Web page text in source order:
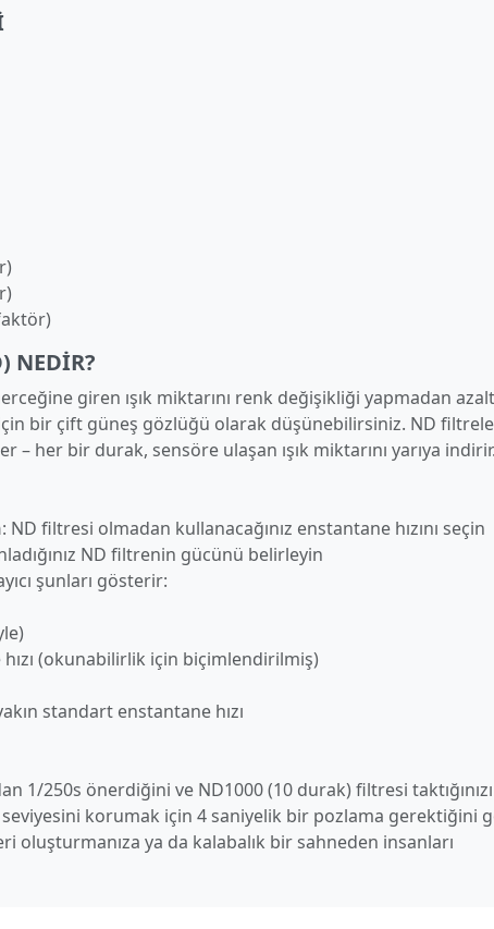
NEDIR?
giren ışık miktarını renk değişikliği yapmadan
bir çift güneş gözlüğü olarak düşünebilirsiniz. ND
– her bir durak, sensöre ulaşan ışık miktarını yarıya indirir.
: ND filtresi olmadan kullanacağınız enstantane hızını seçin
ND filtrenin gücünü belirleyin
şunları gösterir:
(okunabilirlik için biçimlendirilmiş)
standart enstantane hızı
1/250s önerdiğini ve ND1000 (10 durak) filtresi taktığınızı
seviyesini korumak için 4 saniyelik bir pozlama gerektiğini
oluşturmanıza ya da kalabalık bir sahneden insanları